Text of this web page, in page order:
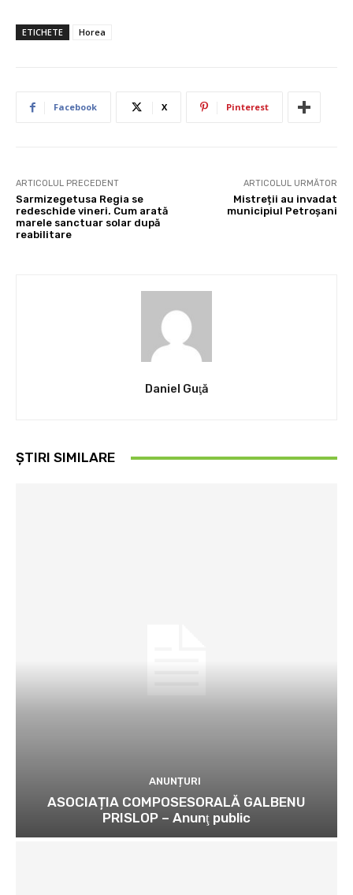
ETICHETE Horea
Facebook X Pinterest
ARTICOLUL PRECEDENT
Sarmizegetusa Regia se
redeschide vineri. Cum arată
marele sanctuar solar după
reabilitare
ARTICOLUL URMĂTOR
Mistreții au invadat
municipiul Petroșani
Daniel Guţă
ȘTIRI SIMILARE
ANUNȚURI
ASOCIAȚIA COMPOSESORALĂ GALBENU
PRISLOP – Anunţ public